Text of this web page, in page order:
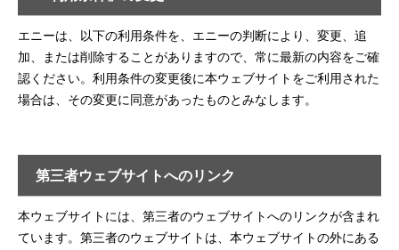
エニーは、以下の利用条件を、エニーの判断により、変更、追
加、または削除することがありますので、常に最新の内容をご確
認ください。利用条件の変更後に本ウェブサイトをご利用された
場合は、その変更に同意があったものとみなします。
第三者ウェブサイトへのリンク
本ウェブサイトには、第三者のウェブサイトへのリンクが含まれ
ています。第三者のウェブサイトは、本ウェブサイトの外にある